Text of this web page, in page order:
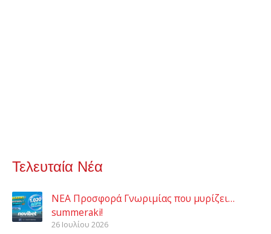
Τελευταία Νέα
ΝΕΑ Προσφορά Γνωριμίας που μυρίζει…
summeraki!
26 Ιουλίου 2026